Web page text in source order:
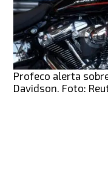
Profeco alerta
Davidson. Foto: